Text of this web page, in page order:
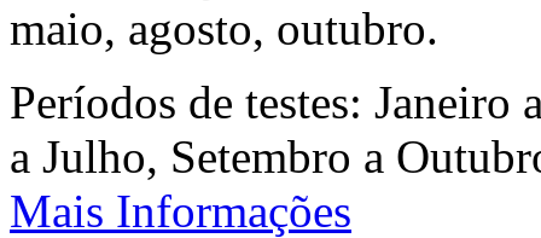
maio, agosto, outubro.
Períodos de testes:
a Julho, Setembro a
Mais Informações